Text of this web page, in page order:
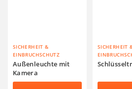
SICHERHEIT &
EINBRUCHSCHUTZ
Außenleuchte mit
Kamera
SICHERHEIT